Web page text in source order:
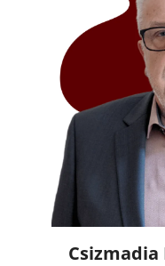
Csizmadia